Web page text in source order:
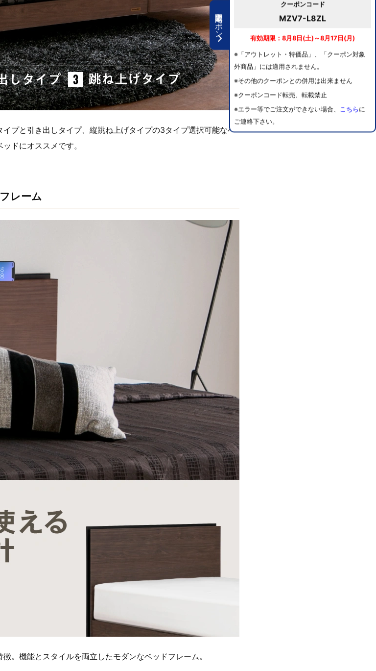
期間限定クーポン
クーポンコード
MZV7-L8ZL
有効期限：8月8日(土)～8月17日(月)
※「アウトレット・特価品」、「クーポン対象
外商品」には適用されません。
※その他のクーポンとの併用は出来ません
※クーポンコード転売、転載禁止
※エラー等でご注文ができない場合、 こちら に
ご連絡下さい。
プと引き出しタイプ、縦跳ね上げタイプの3タイプ選択可能なベ
ドにオススメです。
レーム
。機能とスタイルを両立したモダンなベッドフレーム。